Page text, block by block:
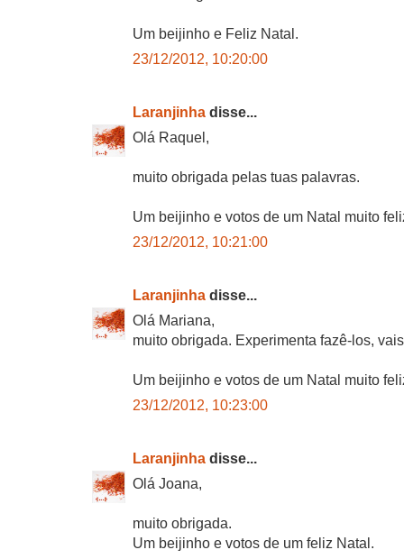
Um beijinho e Feliz Natal.
23/12/2012, 10:20:00
Laranjinha disse...
Olá Raquel,
muito obrigada pelas tuas palavras.
Um beijinho e votos de um Natal muito
23/12/2012, 10:21:00
Laranjinha disse...
Olá Mariana,
muito obrigada. Experimenta fazê-los,
Um beijinho e votos de um Natal muito
23/12/2012, 10:23:00
Laranjinha disse...
Olá Joana,
muito obrigada.
Um beijinho e votos de um feliz Natal.